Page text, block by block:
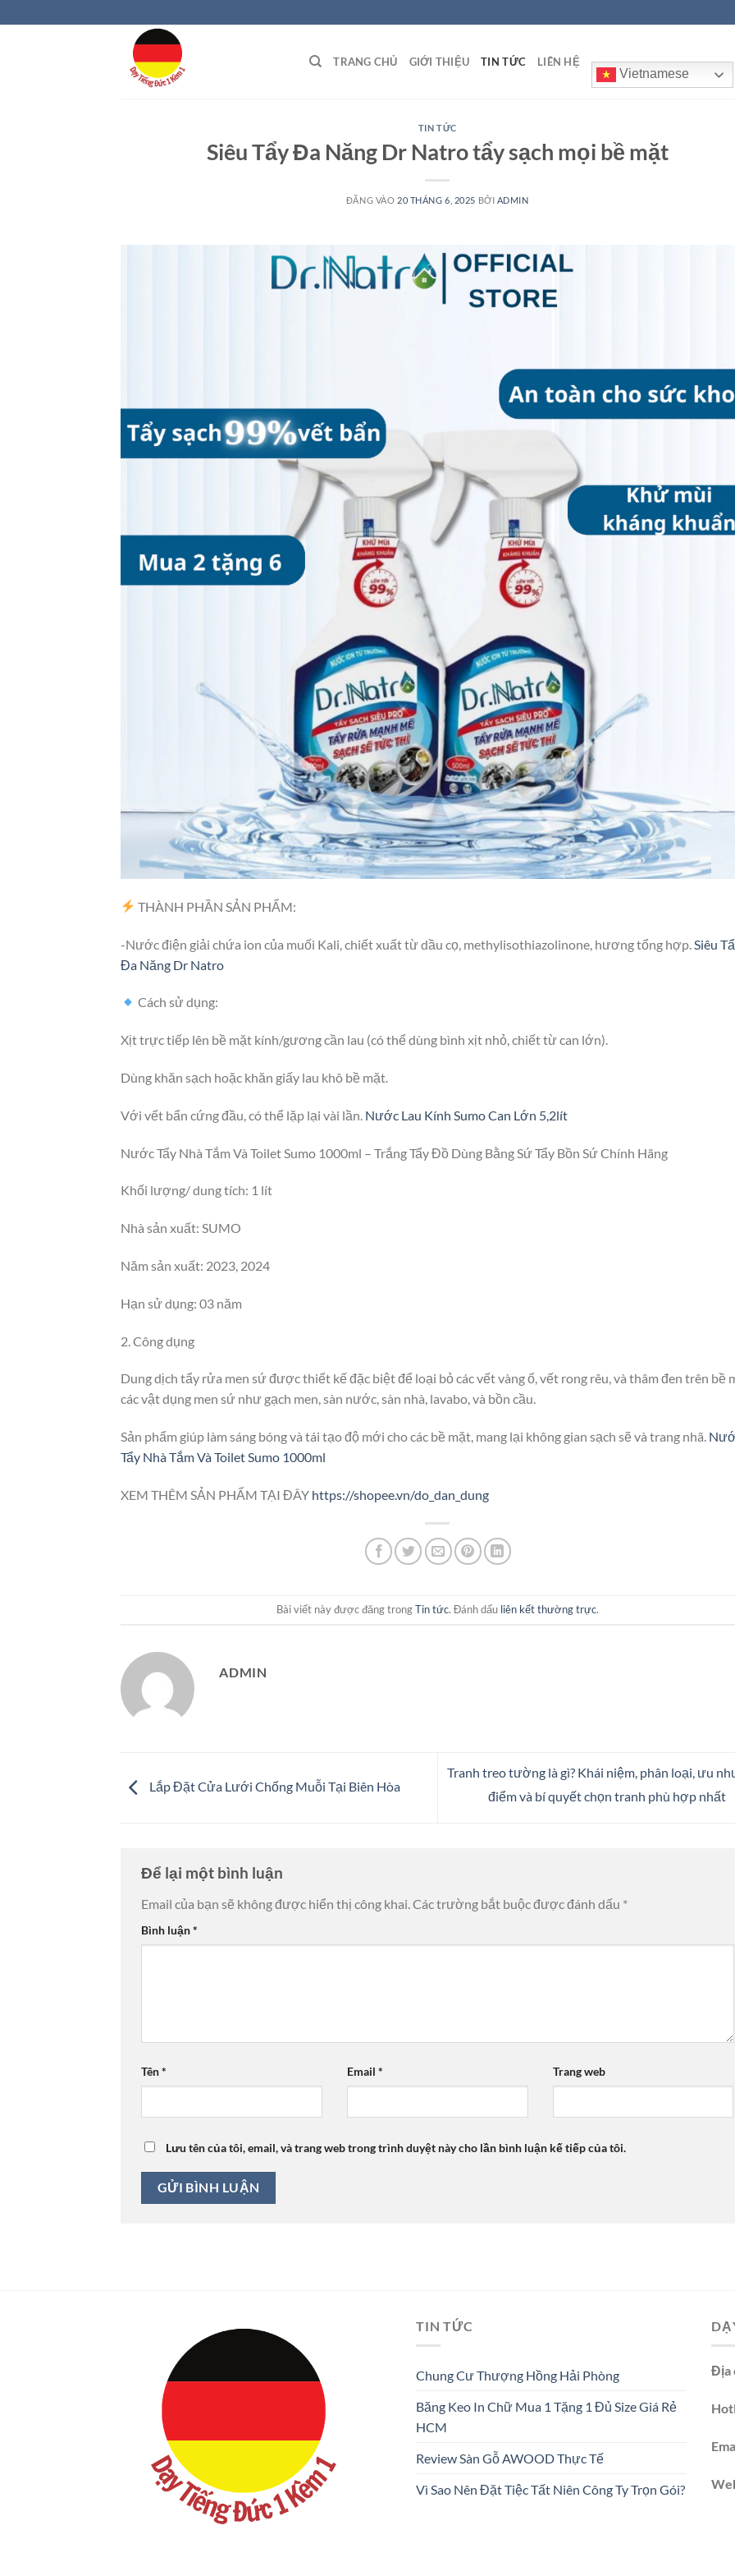
qua
TRANG CHỦ GIỚI THIỆU TIN TỨC LIÊN HỆ
Vietnamese
TIN TỨC
Siêu Tẩy Đa Năng Dr Natro tẩy sạch mọi bề mặt
ĐĂNG VÀO 20 THÁNG 6, 2025 BỞI ADMIN
THÀNH PHẦN SẢN PHẨM:
-Nước điện giải chứa ion của muối Kali, chiết xuất từ dầu cọ, methylisothiazolinone, hương tổng hợp. Siêu
Đa Năng Dr Natro
Cách sử dụng:
Xịt trực tiếp lên bề mặt kính/gương cần lau (có thể dùng bình xịt nhỏ, chiết từ can lớn).
Dùng khăn sạch hoặc khăn giấy lau khô bề mặt.
Với vết bẩn cứng đầu, có thể lặp lại vài lần. Nước Lau Kính Sumo Can Lớn 5,2lít
Nước Tẩy Nhà Tắm Và Toilet Sumo 1000ml – Trắng Tẩy Đồ Dùng Bằng Sứ Tẩy Bồn Sứ Chính Hãng
Khối lượng/ dung tích: 1 lít
Nhà sản xuất: SUMO
Năm sản xuất: 2023, 2024
Hạn sử dụng: 03 năm
2. Công dụng
Dung dịch tẩy rửa men sứ được thiết kế đặc biệt để loại bỏ các vết vàng ố, vết rong rêu, và thâm đen trên bề
các vật dụng men sứ như gạch men, sàn nước, sàn nhà, lavabo, và bồn cầu.
Sản phẩm giúp làm sáng bóng và tái tạo độ mới cho các bề mặt, mang lại không gian sạch sẽ và trang nhã.
Tẩy Nhà Tắm Và Toilet Sumo 1000ml
XEM THÊM SẢN PHẨM TẠI ĐÂY https://shopee.vn/do_dan_dung
Bài viết này được đăng trongTin tức. Đánh dấu liên kết thường trực.
ADMIN
Lắp Đặt Cửa Lưới Chống Muỗi Tại Biên Hòa
Tranh treo tường là gì? Khái niệm, phân loại, ưu
điểm và bí quyết chọn tranh phù hợp nhất
Để lại một bình luận
Email của bạn sẽ không được hiển thị công khai.Các trường bắt buộc được đánh dấu *
Bình luận*
Tên* Email * Trang web
Lưu tên của tôi, email, và trang web trong trình duyệt này cho lần bình luận kế tiếp của tôi.
TIN TỨC
Chung Cư Thượng Hồng Hải Phòng
Băng Keo In Chữ Mua 1 Tặng 1 Đủ Size Giá Rẻ
HCM
Review Sàn Gỗ AWOOD Thực Tế
Vì Sao Nên Đặt Tiệc Tất Niên Công Ty Trọn Gói?
Địa